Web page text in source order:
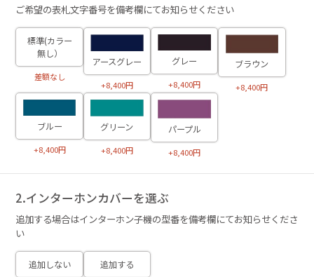
ご希望の表札文字番号を備考欄にてお知らせください
標準(カラー
無し）
差額なし
アースグレー
+8,400円
グレー
+8,400円
ブラウン
+8,400円
ブルー
+8,400円
グリーン
+8,400円
パープル
+8,400円
2.インターホンカバーを選ぶ
追加する場合はインターホン子機の型番を備考欄にてお知らせくださ
い
追加しない 追加する